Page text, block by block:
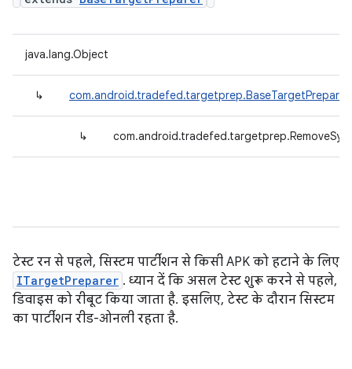
java.lang.Object
↳ com.android.tradefed.targetprep.BaseTargetPreparer
↳
टेस्ट रन से पहले, सिस्टम पार्टीशन से किसी APK को हटाने के लिए
ITargetPreparer . ध्यान दें कि असल टेस्ट शुरू करने से पहले,
डिवाइस को रीबूट किया जाता है. इसलिए, टेस्ट के दौरान सिस्टम
का पार्टीशन रीड-ओनली रहता है.